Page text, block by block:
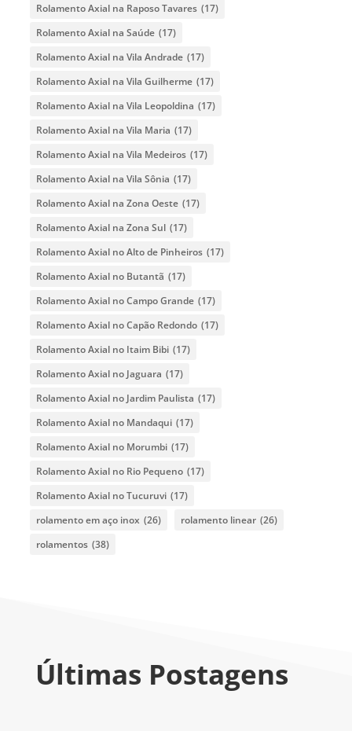
Rolamento Axial na Raposo Tavares (17)
Rolamento Axial na Saúde (17)
Rolamento Axial na Vila Andrade (17)
Rolamento Axial na Vila Guilherme (17)
Rolamento Axial na Vila Leopoldina (17)
Rolamento Axial na Vila Maria (17)
Rolamento Axial na Vila Medeiros (17)
Rolamento Axial na Vila Sônia (17)
Rolamento Axial na Zona Oeste (17)
Rolamento Axial na Zona Sul (17)
Rolamento Axial no Alto de Pinheiros (17)
Rolamento Axial no Butantã (17)
Rolamento Axial no Campo Grande (17)
Rolamento Axial no Capão Redondo (17)
Rolamento Axial no Itaim Bibi (17)
Rolamento Axial no Jaguara (17)
Rolamento Axial no Jardim Paulista (17)
Rolamento Axial no Mandaqui (17)
Rolamento Axial no Morumbi (17)
Rolamento Axial no Rio Pequeno (17)
Rolamento Axial no Tucuruvi (17)
rolamento em aço inox (26) rolamento linear (26)
rolamentos (38)
Últimas Postagens